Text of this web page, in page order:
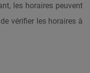
les horaires peuvent
vérifier les horaires à